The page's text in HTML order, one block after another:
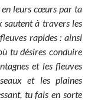
en leurs cœurs par ta
sautent à travers les
rapides : ainsi
tu désires conduire
et les fleuves
et les plaines
tu fais en sorte